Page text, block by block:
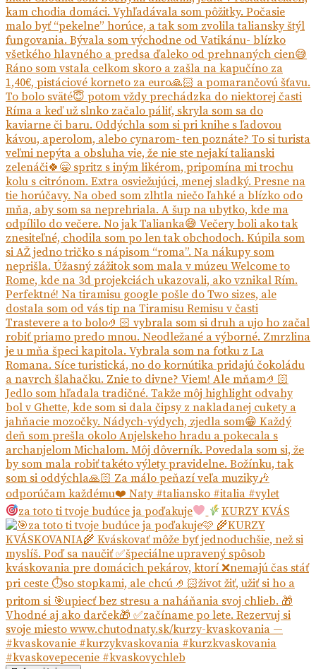
za toto ti tvoje budúce ja poďakuje KURZY KVÁS